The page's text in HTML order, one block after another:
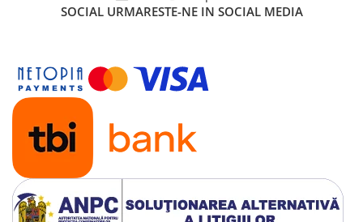
SOCIAL URMARESTE-NE IN SOCIAL MEDIA